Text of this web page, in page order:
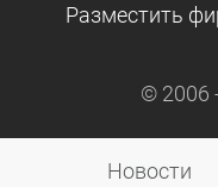
Разместить
© 2006
Новости